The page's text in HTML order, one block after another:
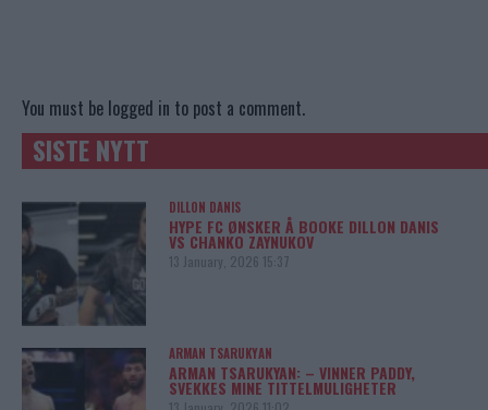
You must be logged in to post a comment.
SISTE NYTT
DILLON DANIS
HYPE FC ØNSKER Å BOOKE DILLON DANIS
VS CHANKO ZAYNUKOV
13 January, 2026 15:37
ARMAN TSARUKYAN
ARMAN TSARUKYAN: – VINNER PADDY,
SVEKKES MINE TITTELMULIGHETER